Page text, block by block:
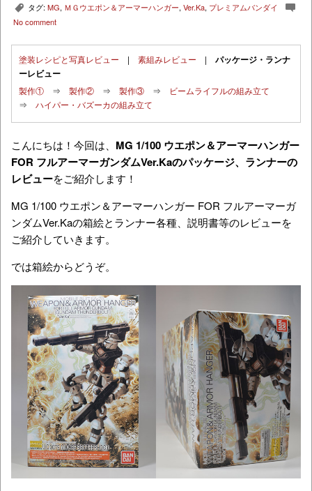
, タグ: MG, ＭＧウエポン＆アーマーハンガー,Ver.Ka, プレミアムバンダイ c
No comment
塗装レシピと写真レビュー | 素組みレビュー | パッケージ・ランナ
ーレビュー
製作① ⇒ 製作② ⇒ 製作③ ⇒
ビームライフルの組み立て
⇒ ハイパー・バズーカの組み立て
こんにちは！今回は、 MG 1/100 ウエポン＆アーマーハンガー
FOR フルアーマーガンダムVer.Kaのパッケージ、ランナーの
レビューをご紹介します！
MG 1/100 ウエポン＆アーマーハンガー FOR フルアーマーガ
ンダムVer.Kaの箱絵とランナー各種、説明書等のレビューを
ご紹介していきます。
では箱絵からどうぞ。